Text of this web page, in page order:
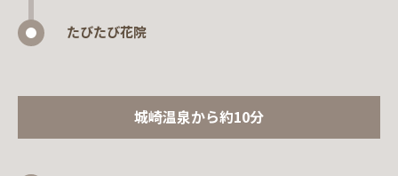
たびたび花院
城崎温泉から約10分